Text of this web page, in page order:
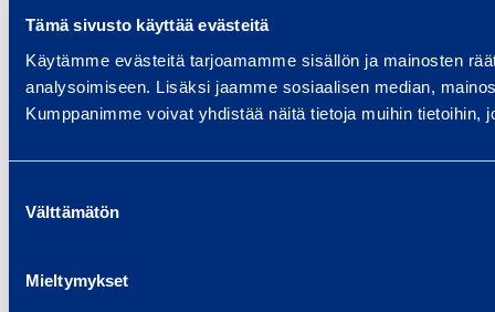
Tämä sivusto käyttää evästeitä
Käytämme evästeitä tarjoamamme sisällön ja mainosten
analysoimiseen. Lisäksi jaamme sosiaalisen median,
Kumppanimme voivat yhdistää näitä tietoja muihin tietoihin,
valinta
Välttämätön
Mieltymykset